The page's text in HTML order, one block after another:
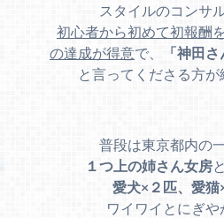
スタイルのコンサ
初心者から初めて初報酬
の達成が得意で、
「神田
と言ってくださる方が
普段は東京都内の
１つ上の姉さん女房と
愛犬×２匹、愛猫
ワイワイとにぎや